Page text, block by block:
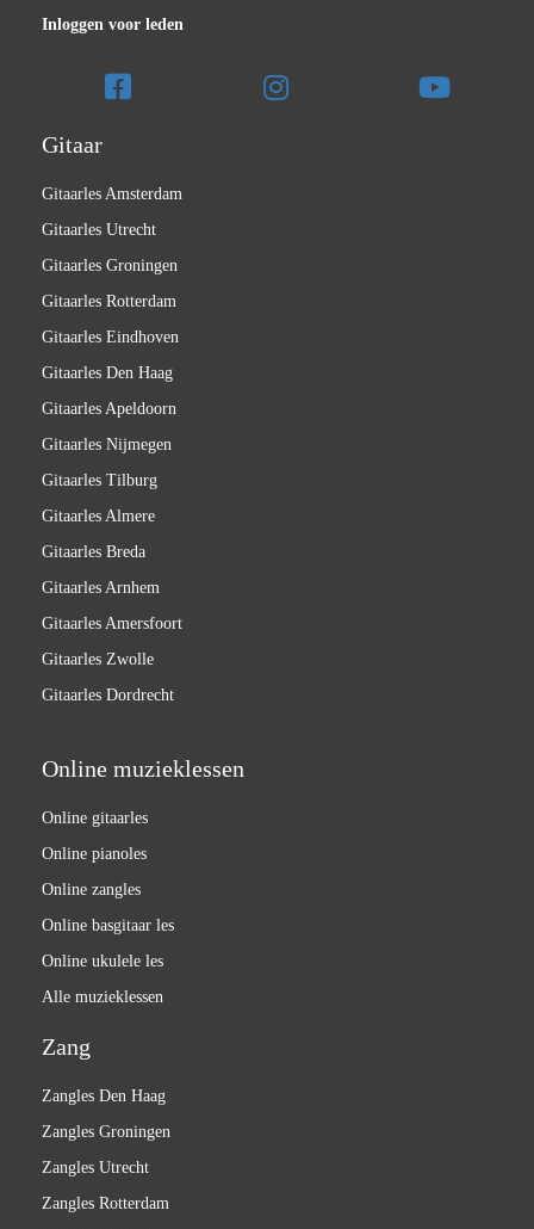
Inloggen voor leden
Gitaar
Gitaarles Amsterdam
Gitaarles Utrecht
Gitaarles Groningen
Gitaarles Rotterdam
Gitaarles Eindhoven
Gitaarles Den Haag
Gitaarles Apeldoorn
Gitaarles Nijmegen
Gitaarles Tilburg
Gitaarles Almere
Gitaarles Breda
Gitaarles Arnhem
Gitaarles Amersfoort
Gitaarles Zwolle
Gitaarles Dordrecht
Online muzieklessen
Online gitaarles
Online pianoles
Online zangles
Online basgitaar les
Online ukulele les
Alle muzieklessen
Zang
Zangles Den Haag
Zangles Groningen
Zangles Utrecht
Zangles Rotterdam